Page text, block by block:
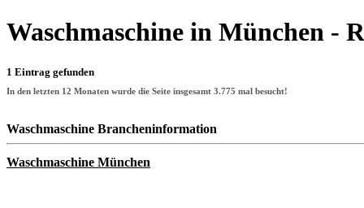
Waschmaschine in München -
1 Eintrag gefunden
In den letzten 12 Monaten wurde die Seite insgesamt 3.775 mal besucht!
Waschmaschine Brancheninformation
Waschmaschine München